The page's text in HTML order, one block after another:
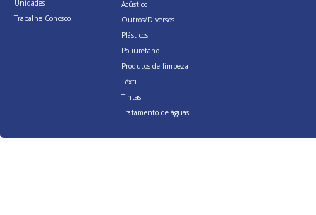
Unidades
Trabalhe Conosco
Acústico
Outros/Diversos
Plásticos
Poliuretano
Produtos de limpeza
Têxtil
Tintas
Tratamento de águas